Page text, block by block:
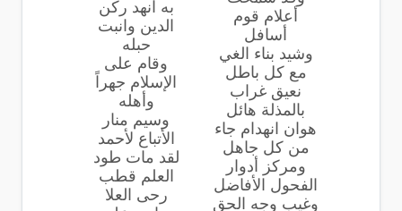
أعلام قوم
أسافل
وشيد بناء الغي
مع كل باطل
نعيق غراب
بالمذلة هائل
هوان انهدام جاء
من كل جاهل
ومركز أدوار
الفحول الأفاضل
وغيب وجه الحق
به انهد ركن
الدين وانبت
حبله
وقام على
الإسلام جهراً
وأهله
وسيم منار
الأتباع لأحمد
لقد مات طود
العلم قطب
رحى العلا